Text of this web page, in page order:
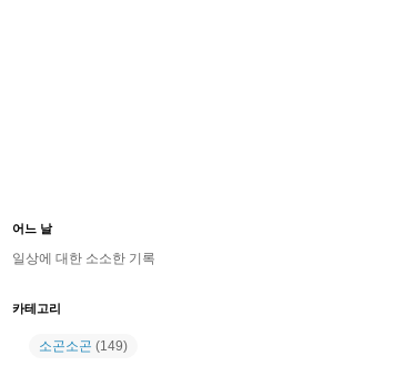
어느 날
일상에 대한 소소한 기록
카테고리
소곤소곤 (149)